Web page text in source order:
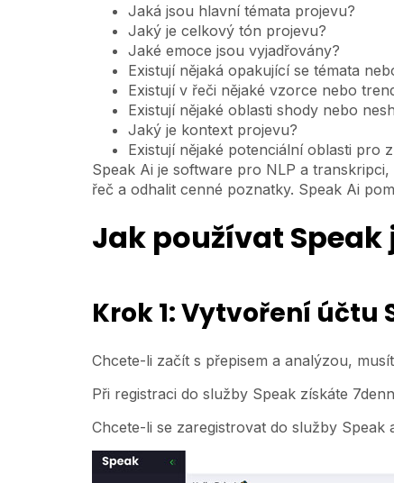
Jaká jsou hlavní témata projevu?
Jaký je celkový tón projevu?
Jaké emoce jsou vyjadřovány?
Existují nějaká opakující se témata
Existují v řeči nějaké vzorce nebo
Existují nějaké oblasti shody nebo
Jaký je kontext projevu?
Existují nějaké potenciální oblasti pro
Speak Ai je software pro NLP a
řeč a odhalit cenné poznatky. Speak Ai
Jak používat
Krok 1: Vytvoření účtu
Chcete-li začít s přepisem a analýzou,
Při registraci do služby Speak získáte
Chcete-li se zaregistrovat do služby